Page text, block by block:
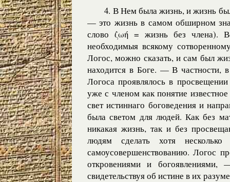
4. В Нем была жизнь, и жизнь
— это жизнь в самом обширном
слово ζωή = жизнь без члена).
необходимыя всякому
Логос, можно сказать, и сам был
находится в Боге. — В частности,
Логоса проявлялось в
уже с членом как понятие
свет истиннаго боговедения и
была светом для людей. Как без
никакая жизнь, так и без
людям сделать хотя
самоусовершенствованию. Логос
откровениями и
свидетельствуя об истине в их